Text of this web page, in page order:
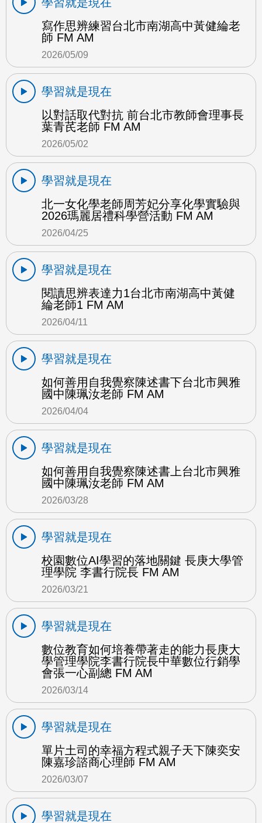
寫作思辨練習台北市南湖高中黃健綸老
師 FM AM
2026/05/09
學習就是現在
以對話取代對抗 前台北市教師會理事長
葉青芪老師 FM AM
2026/05/02
學習就是現在
北一女化學老師周芳妃分享化學實驗與
2026瑪麗居禮科學營活動 FM AM
2026/04/25
學習就是現在
閱讀思辨表達力1台北市南湖高中黃健
綸老師1 FM AM
2026/04/11
學習就是現在
如何善用自我覺察陳述書下台北市興雅
國中陳珮汝老師 FM AM
2026/04/04
學習就是現在
如何善用自我覺察陳述書上台北市興雅
國中陳珮汝老師 FM AM
2026/03/28
學習就是現在
校園數位AI學習的落地關鍵 長庚大學管
理學院 李書行院長 FM AM
2026/03/21
學習就是現在
數位教育如何培養帶著走的能力長庚大
學管理學院李書行院長中華數位行銷學
會張一心副總 FM AM
2026/03/14
學習就是現在
單片土司的幸福方程式親子天下陳奕安
陳嘉珍諮商心理師 FM AM
2026/03/07
學習就是現在